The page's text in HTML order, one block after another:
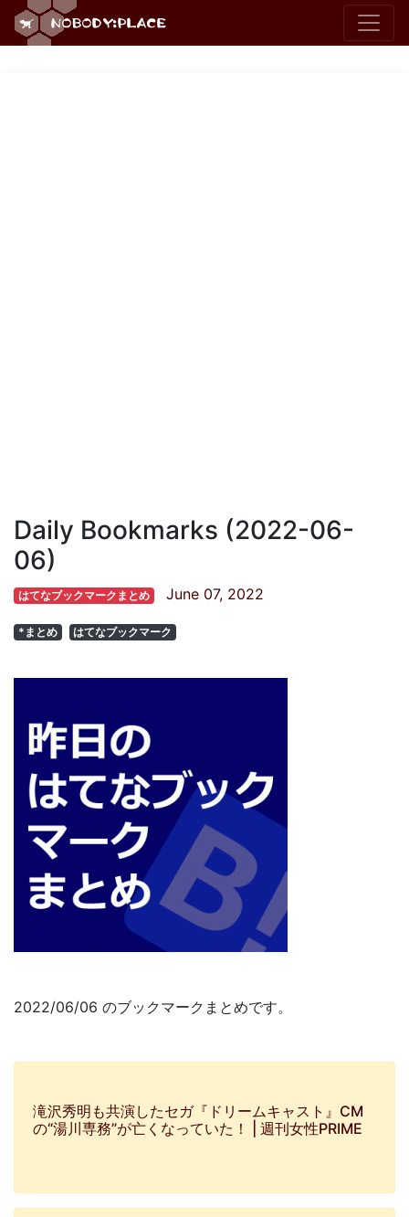
Daily Bookmarks (2022-06-
06)
はてなブックマークまとめ June 07, 2022
*まとめ はてなブックマーク
2022/06/06 のブックマークまとめです。
滝沢秀明も共演したセガ『ドリームキャスト』CM
の“湯川専務”が亡くなっていた！ | 週刊女性PRIME